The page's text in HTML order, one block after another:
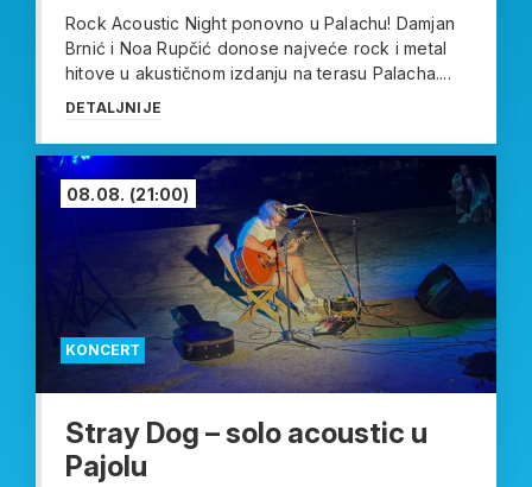
Rock Acoustic Night ponovno u Palachu! Damjan
Brnić i Noa Rupčić donose najveće rock i metal
hitove u akustičnom izdanju na terasu Palacha....
DETALJNIJE
KONCERT
08.08. (21:00)
Stray Dog – solo acoustic u
Pajolu